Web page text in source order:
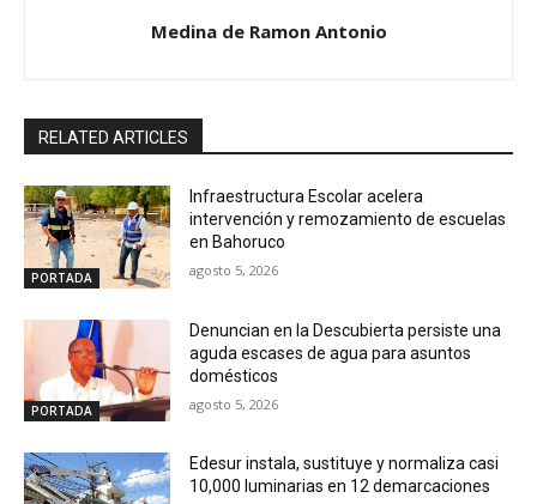
Medina de Ramon Antonio
RELATED ARTICLES
PORTADA
Infraestructura Escolar acelera
intervención y remozamiento de escuelas
en Bahoruco
agosto 5, 2026
PORTADA
Denuncian en la Descubierta persiste una
aguda escases de agua para asuntos
domésticos
agosto 5, 2026
Edesur instala, sustituye y normaliza casi
10,000 luminarias en 12 demarcaciones